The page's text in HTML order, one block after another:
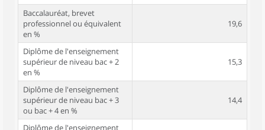
Baccalauréat, brevet
professionnel ou équivalent
en %
19,6
Diplôme de l'enseignement
supérieur de niveau bac + 2
en %
15,3
Diplôme de l'enseignement
supérieur de niveau bac + 3
ou bac + 4 en %
14,4
Diplôme de l'enseignement